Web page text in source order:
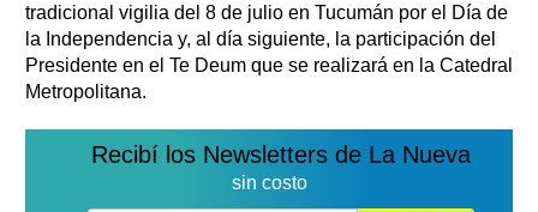
tradicional vigilia del 8 de julio en Tucumán por el Día de
la Independencia y, al día siguiente, la participación del
Presidente en el Te Deum que se realizará en la Catedral
Metropolitana.
Recibí los Newsletters de La Nueva
sin costo